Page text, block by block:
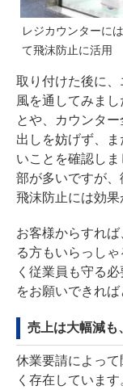
レジカウンターに
て飛沫防止に活用
取り付けた後に
風を通してみま
とや、カウンタ
出しを妨げず、
いことを確認し
部が多いですが
飛沫防止には効果
お客様からすれ
る方もいらっし
く従業員も守る
をお願いできれば
売上は大幅減も
休業要請によっ
く存在していま